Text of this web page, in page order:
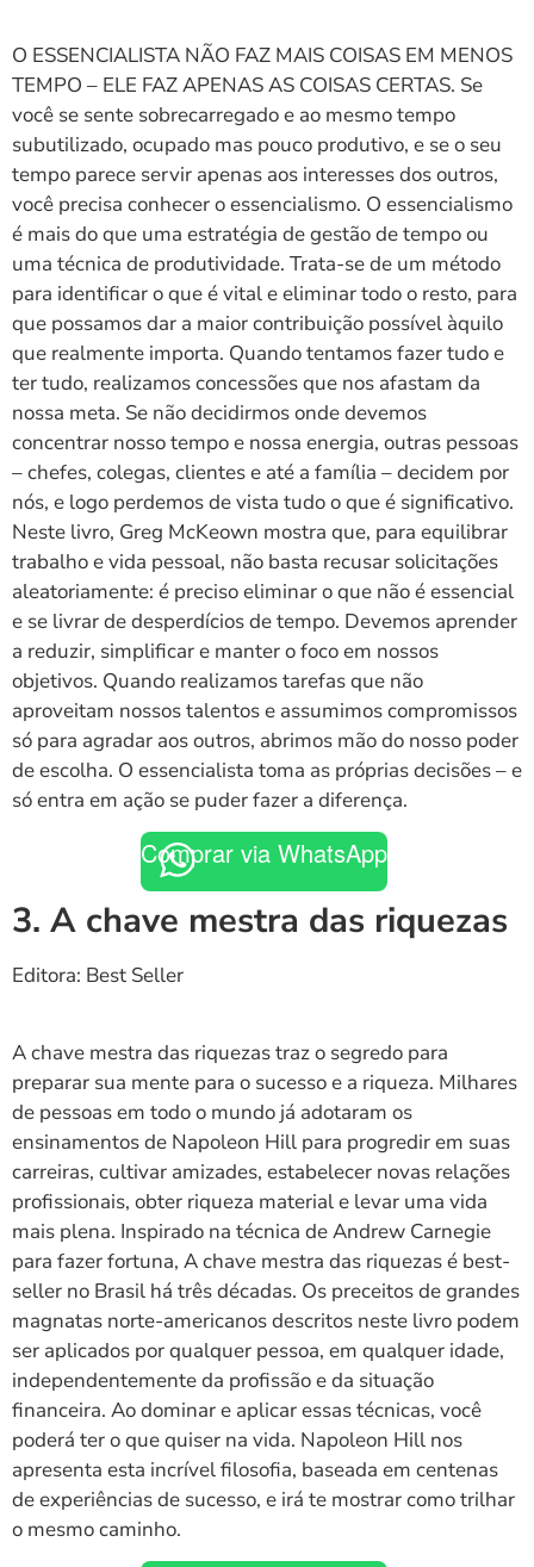
O ESSENCIALISTA NÃO FAZ MAIS COISAS EM MENOS
TEMPO – ELE FAZ APENAS AS COISAS CERTAS. Se
você se sente sobrecarregado e ao mesmo tempo
subutilizado, ocupado mas pouco produtivo, e se o seu
tempo parece servir apenas aos interesses dos outros,
você precisa conhecer o essencialismo. O essencialismo
é mais do que uma estratégia de gestão de tempo ou
uma técnica de produtividade. Trata-se de um método
para identificar o que é vital e eliminar todo o resto, para
que possamos dar a maior contribuição possível àquilo
que realmente importa. Quando tentamos fazer tudo e
ter tudo, realizamos concessões que nos afastam da
nossa meta. Se não decidirmos onde devemos
concentrar nosso tempo e nossa energia, outras pessoas
– chefes, colegas, clientes e até a família – decidem por
nós, e logo perdemos de vista tudo o que é significativo.
Neste livro, Greg McKeown mostra que, para equilibrar
trabalho e vida pessoal, não basta recusar solicitações
aleatoriamente: é preciso eliminar o que não é essencial
e se livrar de desperdícios de tempo. Devemos aprender
a reduzir, simplificar e manter o foco em nossos
objetivos. Quando realizamos tarefas que não
aproveitam nossos talentos e assumimos compromissos
só para agradar aos outros, abrimos mão do nosso poder
de escolha. O essencialista toma as próprias decisões – e
só entra em ação se puder fazer a diferença.
Comprar via WhatsApp
3. A chave mestra das riquezas
Editora: Best Seller
A chave mestra das riquezas traz o segredo para
preparar sua mente para o sucesso e a riqueza. Milhares
de pessoas em todo o mundo já adotaram os
ensinamentos de Napoleon Hill para progredir em suas
carreiras, cultivar amizades, estabelecer novas relações
profissionais, obter riqueza material e levar uma vida
mais plena. Inspirado na técnica de Andrew Carnegie
para fazer fortuna, A chave mestra das riquezas é best-
seller no Brasil há três décadas. Os preceitos de grandes
magnatas norte-americanos descritos neste livro podem
ser aplicados por qualquer pessoa, em qualquer idade,
independentemente da profissão e da situação
financeira. Ao dominar e aplicar essas técnicas, você
poderá ter o que quiser na vida. Napoleon Hill nos
apresenta esta incrível filosofia, baseada em centenas
de experiências de sucesso, e irá te mostrar como trilhar
o mesmo caminho.